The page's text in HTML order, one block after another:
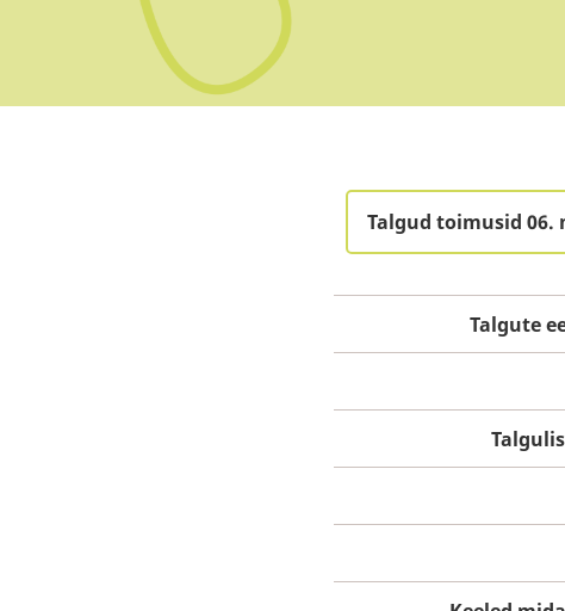
Talgud toimusid 06.
Talgute